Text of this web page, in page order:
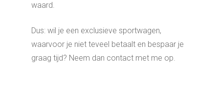
waard.
Dus: wil je een exclusieve sportwagen,
waarvoor je niet teveel betaalt en bespaar je
graag tijd? Neem dan contact met me op.